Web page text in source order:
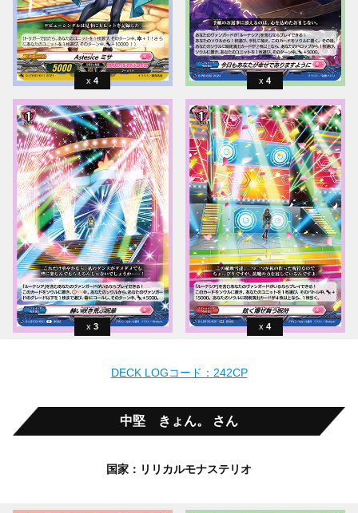
4 4
3 4
DECK LOGコード：242CP
中堅 きょん。 さん
国家：リリカルモナステリオ